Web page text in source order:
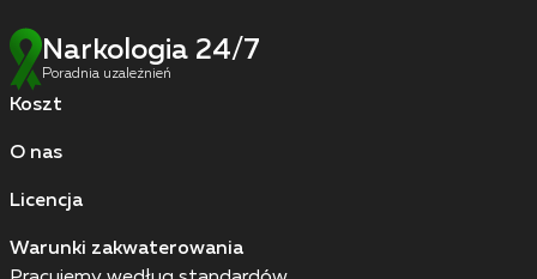
Narkologia 24/7
Poradnia uzależnień
Koszt
O nas
Licencja
Warunki zakwaterowania